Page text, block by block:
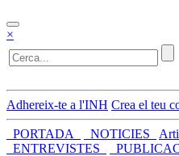
×
Adhereix-te a l'INH Crea el teu
_PORTADA_ _NOTICIES_
_ENTREVISTES_